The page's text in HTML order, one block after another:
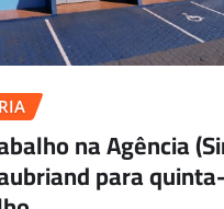
na Agência
para